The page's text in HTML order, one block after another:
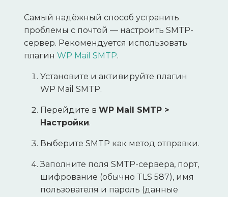
Самый надёжный способ устранить
проблемы с почтой — настроить SMTP-
сервер. Рекомендуется использовать
плагин WP Mail SMTP.
Установите и активируйте плагин
WP Mail SMTP.
Перейдите в WP Mail SMTP >
Настройки.
Выберите SMTP как метод отправки.
Заполните поля SMTP-сервера, порт,
шифрование (обычно TLS 587), имя
пользователя и пароль (данные